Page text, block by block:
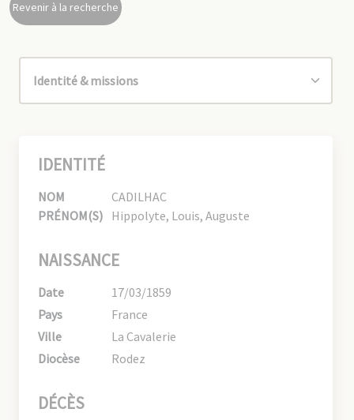
Revenir à la recherche
IDENTITÉ
NOM
CADILHAC
PRÉNOM(S) Hippolyte, Louis, Auguste
NAISSANCE
Date
17/03/1859
Pays
France
Ville
La Cavalerie
Diocèse
Rodez
DÉCÈS